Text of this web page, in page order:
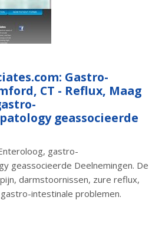
Gastro-
CT - Reflux, Maag
geassocieerde
gastro-
geassocieerde Deelnemingen. De
darmstoornissen, zure reflux,
intestinale problemen.